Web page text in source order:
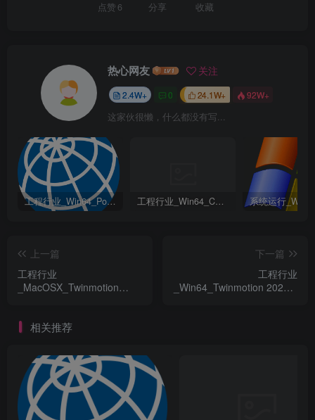
点赞 6 分享 收藏
热心网友 关注
2.4W+ 0 24.1W+ 92W+
这家伙很懒，什么都没有写...
工程行业_Win64_PointWise 18.6 R2 x64资源下载地址_百度网盘迅雷BT 工程行业_Win64_Cadence Fidelity Pointwise 2024.1 x64资源下载地址_百度网盘迅雷BT
上一篇
工程行业
_MacOSX_Twinmotion
下一篇
工程行业
_Win64_Twinmotion 2023.1
相关推荐